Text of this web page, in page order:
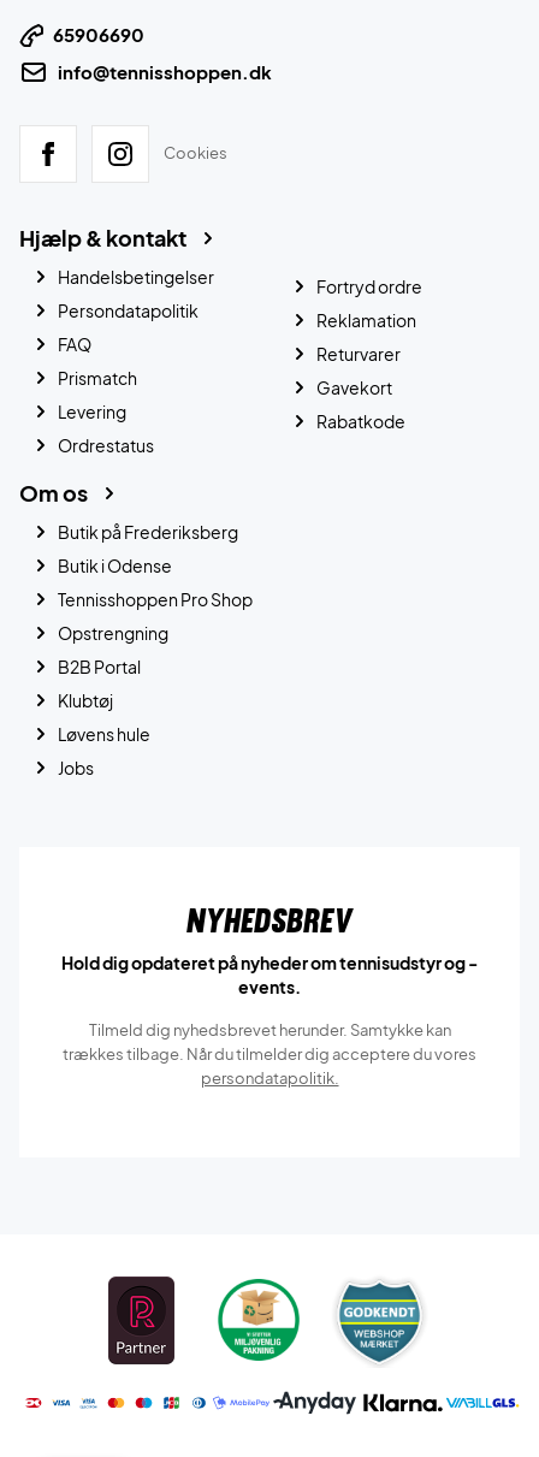
65906690
info@tennisshoppen.dk
Cookies
Hjælp & kontakt
Handelsbetingelser
Persondatapolitik
FAQ
Prismatch
Levering
Ordrestatus
Fortryd ordre
Reklamation
Returvarer
Gavekort
Rabatkode
Om os
Butik på Frederiksberg
Butik i Odense
Tennisshoppen Pro Shop
Opstrengning
B2B Portal
Klubtøj
Løvens hule
Jobs
Nyhedsbrev
Hold dig opdateret på nyheder om tennisudstyr og -
events.
Tilmeld dig nyhedsbrevet herunder. Samtykke kan
trækkes tilbage. Når du tilmelder dig acceptere du vores
persondatapolitik.